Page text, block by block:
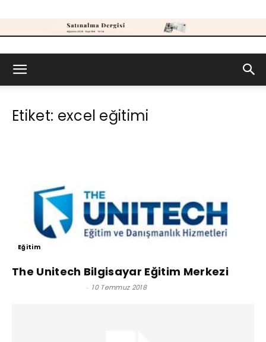
Dergisi
Etiket: excel eğitimi
Eğitim
The Unitech Bilgisayar Eğitim Merkezi
- 10 Temmuz 2018